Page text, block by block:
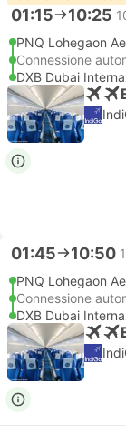
01:15 10:25
PNQ Lohegaon
Connessione
DXB Dubai
01:45 10:50
PNQ Lohegaon
Connessione
DXB Dubai